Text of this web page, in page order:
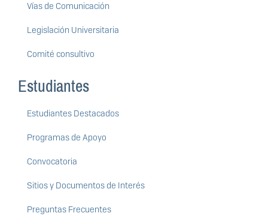
Vías de Comunicación
Legislación Universitaria
Comité consultivo
Estudiantes
Estudiantes Destacados
Programas de Apoyo
Convocatoria
Sitios y Documentos de Interés
Preguntas Frecuentes